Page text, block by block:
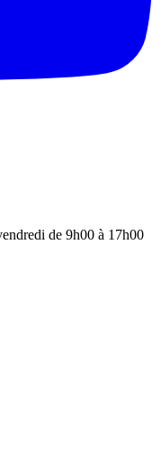
de 9h00 à 17h00